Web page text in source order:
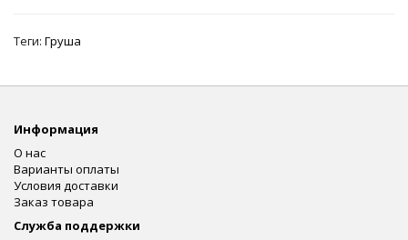
Теги: Груша
Информация
О нас
Варианты оплаты
Условия доставки
Заказ товара
Служба поддержки